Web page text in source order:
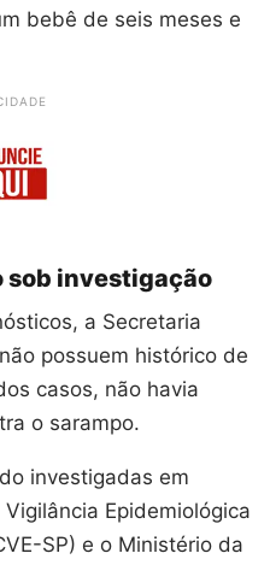
bebê de seis meses e
sob investigação
a Secretaria
possuem histórico de
casos, não havia
o sarampo.
investigadas em
Epidemiológica
SP) e o Ministério da